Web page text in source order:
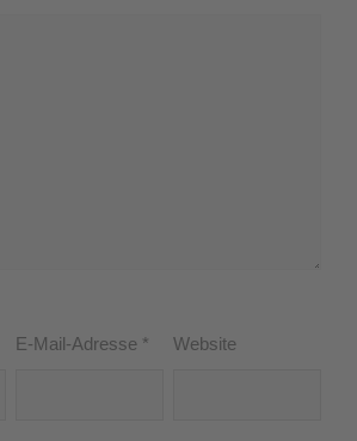
E-Mail-Adresse * Website